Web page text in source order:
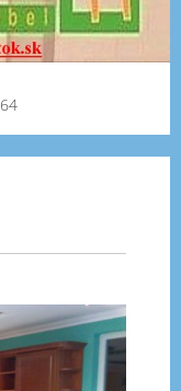
64